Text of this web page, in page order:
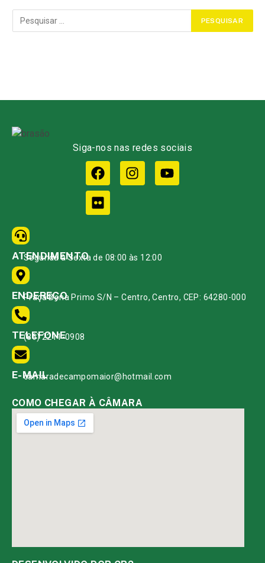
Siga-nos nas redes sociais
ATENDIMENTO
Segunda à Sexta de 08:00 às 12:00
ENDEREÇO
Praça Bona Primo S/N – Centro, Centro, CEP: 64280-000
TELEFONE
(86) 2211-0908
E-MAIL
camaradecampomaior@hotmail.com
COMO CHEGAR À CÂMARA